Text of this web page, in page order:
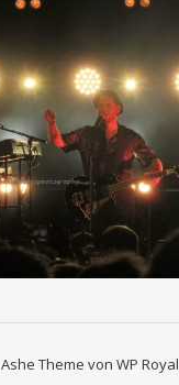
Ashe Theme von WP Royal